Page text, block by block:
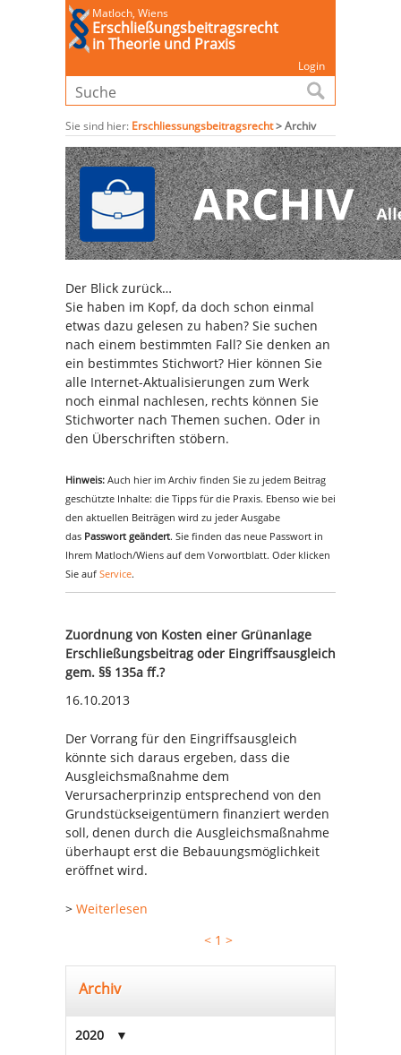
Matloch, Wiens
Erschließungsbeitragsrecht
in Theorie und Praxis
Login
Sie sind hier: Erschliessungsbeitragsrecht>Archiv
Der Blick zurück…
Sie haben im Kopf, da doch schon einmal
etwas dazu gelesen zu haben? Sie suchen
nach einem bestimmten Fall? Sie denken an
ein bestimmtes Stichwort? Hier können Sie
alle Internet-Aktualisierungen zum Werk
noch einmal nachlesen, rechts können Sie
Stichworter nach Themen suchen. Oder in
den Überschriften stöbern.
Hinweis: Auch hier im Archiv finden Sie zu jedem Beitrag
geschützte Inhalte: die Tipps für die Praxis. Ebenso wie bei
den aktuellen Beiträgen wird zu jeder Ausgabe
das Passwort geändert. Sie finden das neue Passwort in
Ihrem Matloch/Wiens auf dem Vorwortblatt. Oder klicken
Sie auf Service.
Zuordnung von Kosten einer Grünanlage
Erschließungsbeitrag oder Eingriffsausgleich
gem. §§ 135a ff.?
16.10.2013
Der Vorrang für den Eingriffsausgleich
könnte sich daraus ergeben, dass die
Ausgleichsmaßnahme dem
Verursacherprinzip entsprechend von den
Grundstückseigentümern finanziert werden
soll, denen durch die Ausgleichsmaßnahme
überhaupt erst die Bebauungsmöglichkeit
eröffnet wird.
> Weiterlesen
< 1 >
Archiv
2020